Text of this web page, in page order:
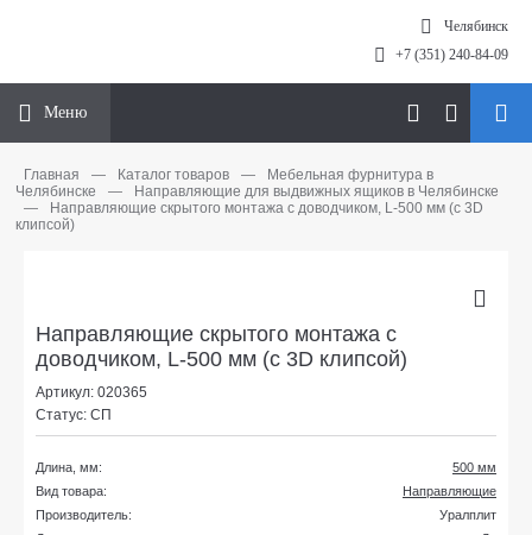
Челябинск
+7 (351) 240-84-09
Меню
Главная — Каталог товаров —
Мебельная фурнитура в
Челябинске
—
Направляющие для выдвижных ящиков в Челябинске
—
Направляющие скрытого монтажа с доводчиком, L-500 мм (с 3D
клипсой)
Направляющие скрытого монтажа с
доводчиком, L-500 мм (с 3D клипсой)
Артикул: 020365
Статус: СП
Длина, мм:
500 мм
Вид товара:
Направляющие
Производитель:
Уралплит